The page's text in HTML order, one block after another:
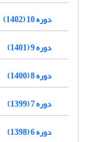
دوره 10 (1402)
دوره 9 (1401)
دوره 8 (1400)
دوره 7 (1399)
دوره 6 (1398)